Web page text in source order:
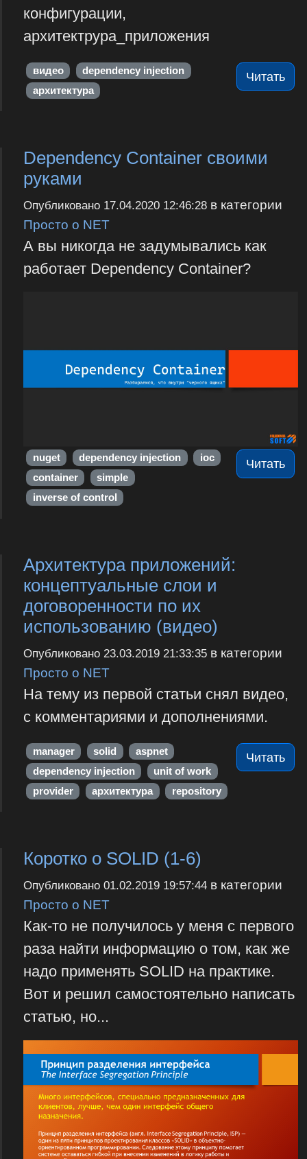
конфигурации,
архитектрура_приложения
Читать
видео
dependency injection
архитектура
Dependency Container своими
руками
Опубликовано 17.04.2020 12:46:28в категории
Просто о NET
А вы никогда не задумывались как
работает Dependency Container?
Читать
nuget dependency injection
ioc
container
simple
inverse of control
Архитектура приложений:
концептуальные слои и
договоренности по их
использованию (видео)
Опубликовано 23.03.2019 21:33:35в категории
Просто о NET
На тему из первой статьи снял видео,
с комментариями и дополнениями.
Читать
manager solid
aspnet
dependency injection
unit of work
provider
архитектура repository
Коротко о SOLID (1-6)
Опубликовано 01.02.2019 19:57:44в категории
Просто о NET
Как-то не получилось у меня с первого
раза найти информацию о том, как же
надо применять SOLID на практике.
Вот и решил самостоятельно написать
статью, но...